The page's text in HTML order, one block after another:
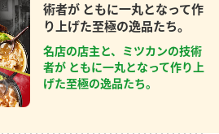
術者が ともに一丸となって作
り上げた至極の逸品たち。
名店の店主と、ミツカンの技術
者が ともに一丸となって作り上
げた至極の逸品たち。